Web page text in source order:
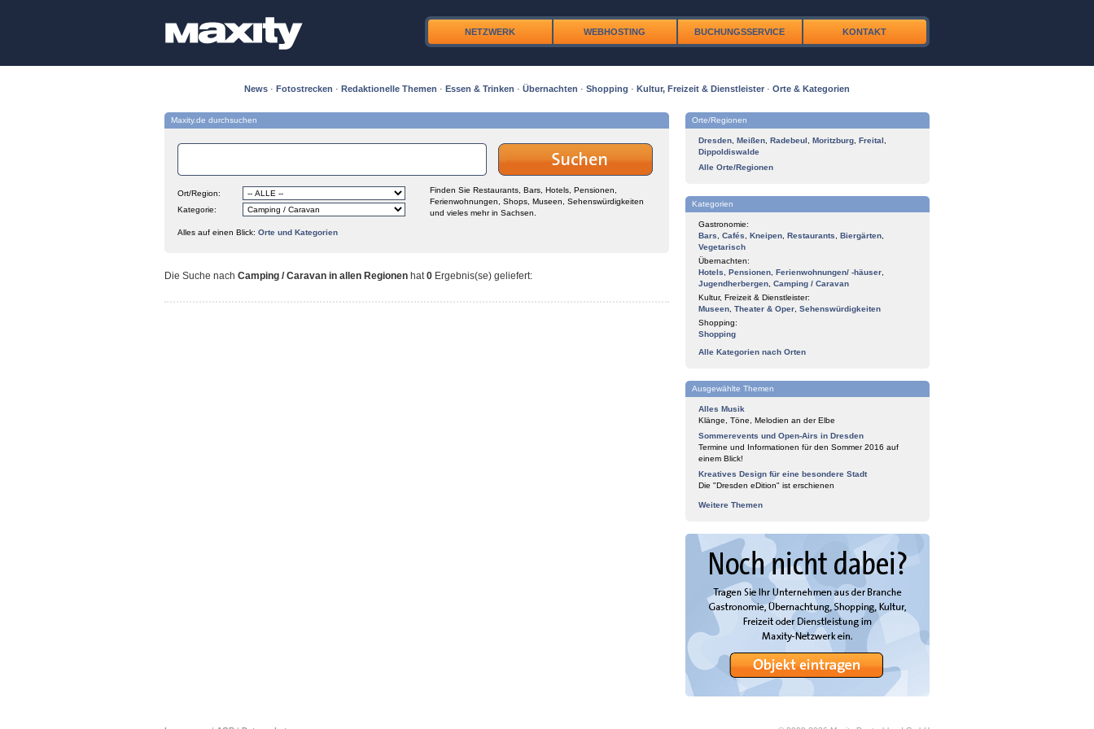
NETZWERK WEBHOSTING BUCHUNGSSERVICE KONTAKT
News · Fotostrecken · Redaktionelle Themen · Essen & Trinken · Übernachten · Shopping · Kultur, Freizeit & Dienstleister · Orte & Kategorien
Maxity.de durchsuchen
Ort/Region:
Kategorie:
Finden Sie Restaurants, Bars, Hotels, Pensionen,
Ferienwohnungen, Shops, Museen, Sehenswürdigkeiten
und vieles mehr in Sachsen.
Alles auf einen Blick: Orte und Kategorien
Die Suche nach Camping / Caravan in allen Regionen hat0 Ergebnis(se) geliefert:
Orte/Regionen
Dresden Meißen Radebeul Moritzburg Freital
Dippoldiswalde
Alle Orte/Regionen
Kategorien
Gastronomie:
Bars
Cafés Kneipen Restaurants Biergärten
Vegetarisch
Übernachten:
Hotels
Pensionen Ferienwohnungen/ -häuser
Jugendherbergen Camping / Caravan
Kultur, Freizeit & Dienstleister:
Museen Theater & Oper Sehenswürdigkeiten
Shopping:
Shopping
Alle Kategorien nach Orten
Ausgewählte Themen
Alles Musik
Klänge, Töne, Melodien an der Elbe
Sommerevents und Open-Airs in Dresden
Termine und Informationen für den Sommer 2016 auf
einem Blick!
Kreatives Design für eine besondere Stadt
Die "Dresden eDition" ist erschienen
Weitere Themen